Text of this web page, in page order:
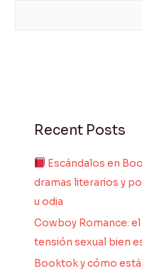
Recent Posts
Escándalos en
dramas literarios y
u odia
Cowboy Romance:
tensión sexual bien
Booktok y cómo